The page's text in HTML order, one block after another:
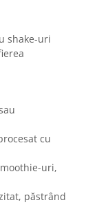
shake-uri
cu
uri,
păstrând